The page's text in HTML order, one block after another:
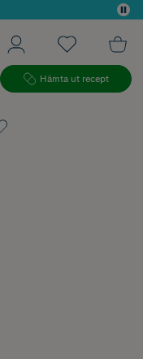
Hämta ut recept